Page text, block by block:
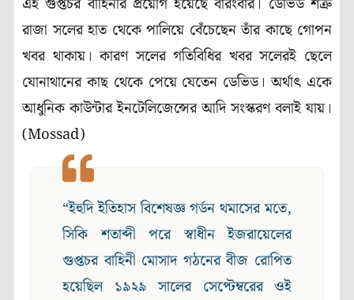
রাজা সলের হাত থেকে পালিয়ে বেঁচেছেন তাঁর কাছে গোপন
খবর থাকায়। কারণ সলের গতিবিধির খবর সলেরই ছেলে
যোনাথানের কাছ থেকে পেয়ে যেতেন ডেভিড। অর্থাৎ একে
আধুনিক কাউন্টার ইনটেলিজেন্সের আদি সংস্করণ বলাই যায়।
(Mossad)
“ইহুদি ইতিহাস বিশেষজ্ঞ গর্ডন থমাসের মতে,
সিকি শতাব্দী পরে স্বাধীন ইজরায়েলের
গুপ্তচর বাহিনী মোসাদ গঠনের বীজ রোপিত
হয়েছিল ১৯২৯ সালের সেপ্টেম্বরের ওই